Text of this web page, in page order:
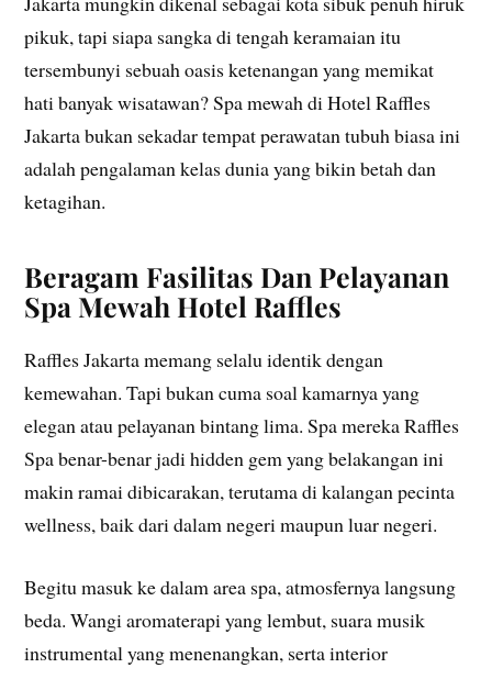
pikuk, tapi siapa sangka di tengah keramaian itu
tersembunyi sebuah oasis ketenangan yang memikat
hati banyak wisatawan? Spa mewah di Hotel Raffles
Jakarta bukan sekadar tempat perawatan tubuh biasa ini
adalah pengalaman kelas dunia yang bikin betah dan
ketagihan.
Beragam Fasilitas Dan Pelayanan
Spa Mewah Hotel Raffles
Raffles Jakarta memang selalu identik dengan
kemewahan. Tapi bukan cuma soal kamarnya yang
elegan atau pelayanan bintang lima. Spa mereka Raffles
Spa benar-benar jadi hidden gem yang belakangan ini
makin ramai dibicarakan, terutama di kalangan pecinta
wellness, baik dari dalam negeri maupun luar negeri.
Begitu masuk ke dalam area spa, atmosfernya langsung
beda. Wangi aromaterapi yang lembut, suara musik
instrumental yang menenangkan, serta interior